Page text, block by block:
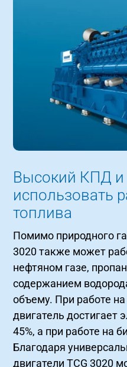
Высокий КПД
использовать
топлива
Помимо природного
3020 также может
нефтяном газе,
содержанием
объему. При работе
двигатель достигает
45%, а при работе на
Благодаря
двигатели TCG 3020